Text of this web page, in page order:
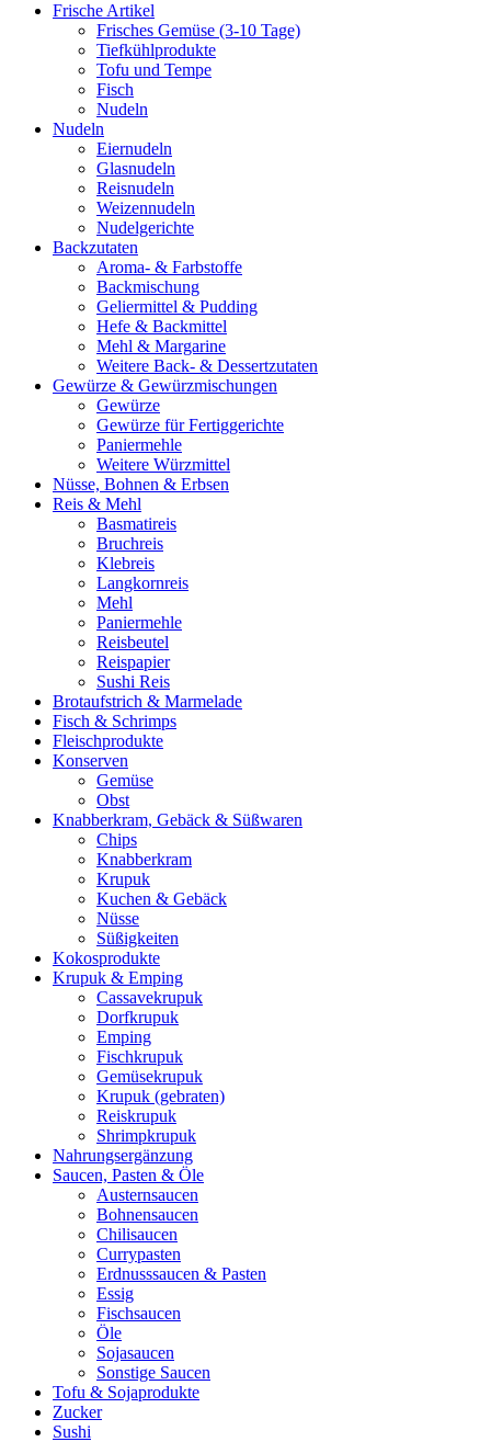
Frische Artikel
Frisches Gemüse (3-10 Tage)
Tiefkühlprodukte
Tofu und Tempe
Fisch
Nudeln
Nudeln
Eiernudeln
Glasnudeln
Reisnudeln
Weizennudeln
Nudelgerichte
Backzutaten
Aroma- & Farbstoffe
Backmischung
Geliermittel & Pudding
Hefe & Backmittel
Mehl & Margarine
Weitere Back- & Dessertzutaten
Gewürze & Gewürzmischungen
Gewürze
Gewürze für Fertiggerichte
Paniermehle
Weitere Würzmittel
Nüsse, Bohnen & Erbsen
Reis & Mehl
Basmatireis
Bruchreis
Klebreis
Langkornreis
Mehl
Paniermehle
Reisbeutel
Reispapier
Sushi Reis
Brotaufstrich & Marmelade
Fisch & Schrimps
Fleischprodukte
Konserven
Gemüse
Obst
Knabberkram, Gebäck & Süßwaren
Chips
Knabberkram
Krupuk
Kuchen & Gebäck
Nüsse
Süßigkeiten
Kokosprodukte
Krupuk & Emping
Cassavekrupuk
Dorfkrupuk
Emping
Fischkrupuk
Gemüsekrupuk
Krupuk (gebraten)
Reiskrupuk
Shrimpkrupuk
Nahrungsergänzung
Saucen, Pasten & Öle
Austernsaucen
Bohnensaucen
Chilisaucen
Currypasten
Erdnusssaucen & Pasten
Essig
Fischsaucen
Öle
Sojasaucen
Sonstige Saucen
Tofu & Sojaprodukte
Zucker
Sushi